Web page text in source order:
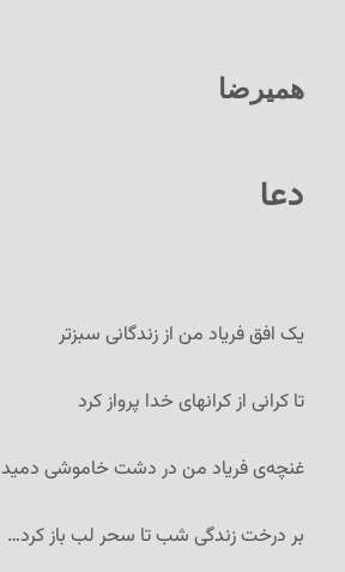
همیرضا
دعا
یک افق فریاد من از زندگانی سبزتر
تا کرانی از کرانهای خدا پرواز کرد
غنچه‌ی فریاد من در دشت خاموشی دمید
بر درخت زندگی شب تا سحر لب باز کرد…